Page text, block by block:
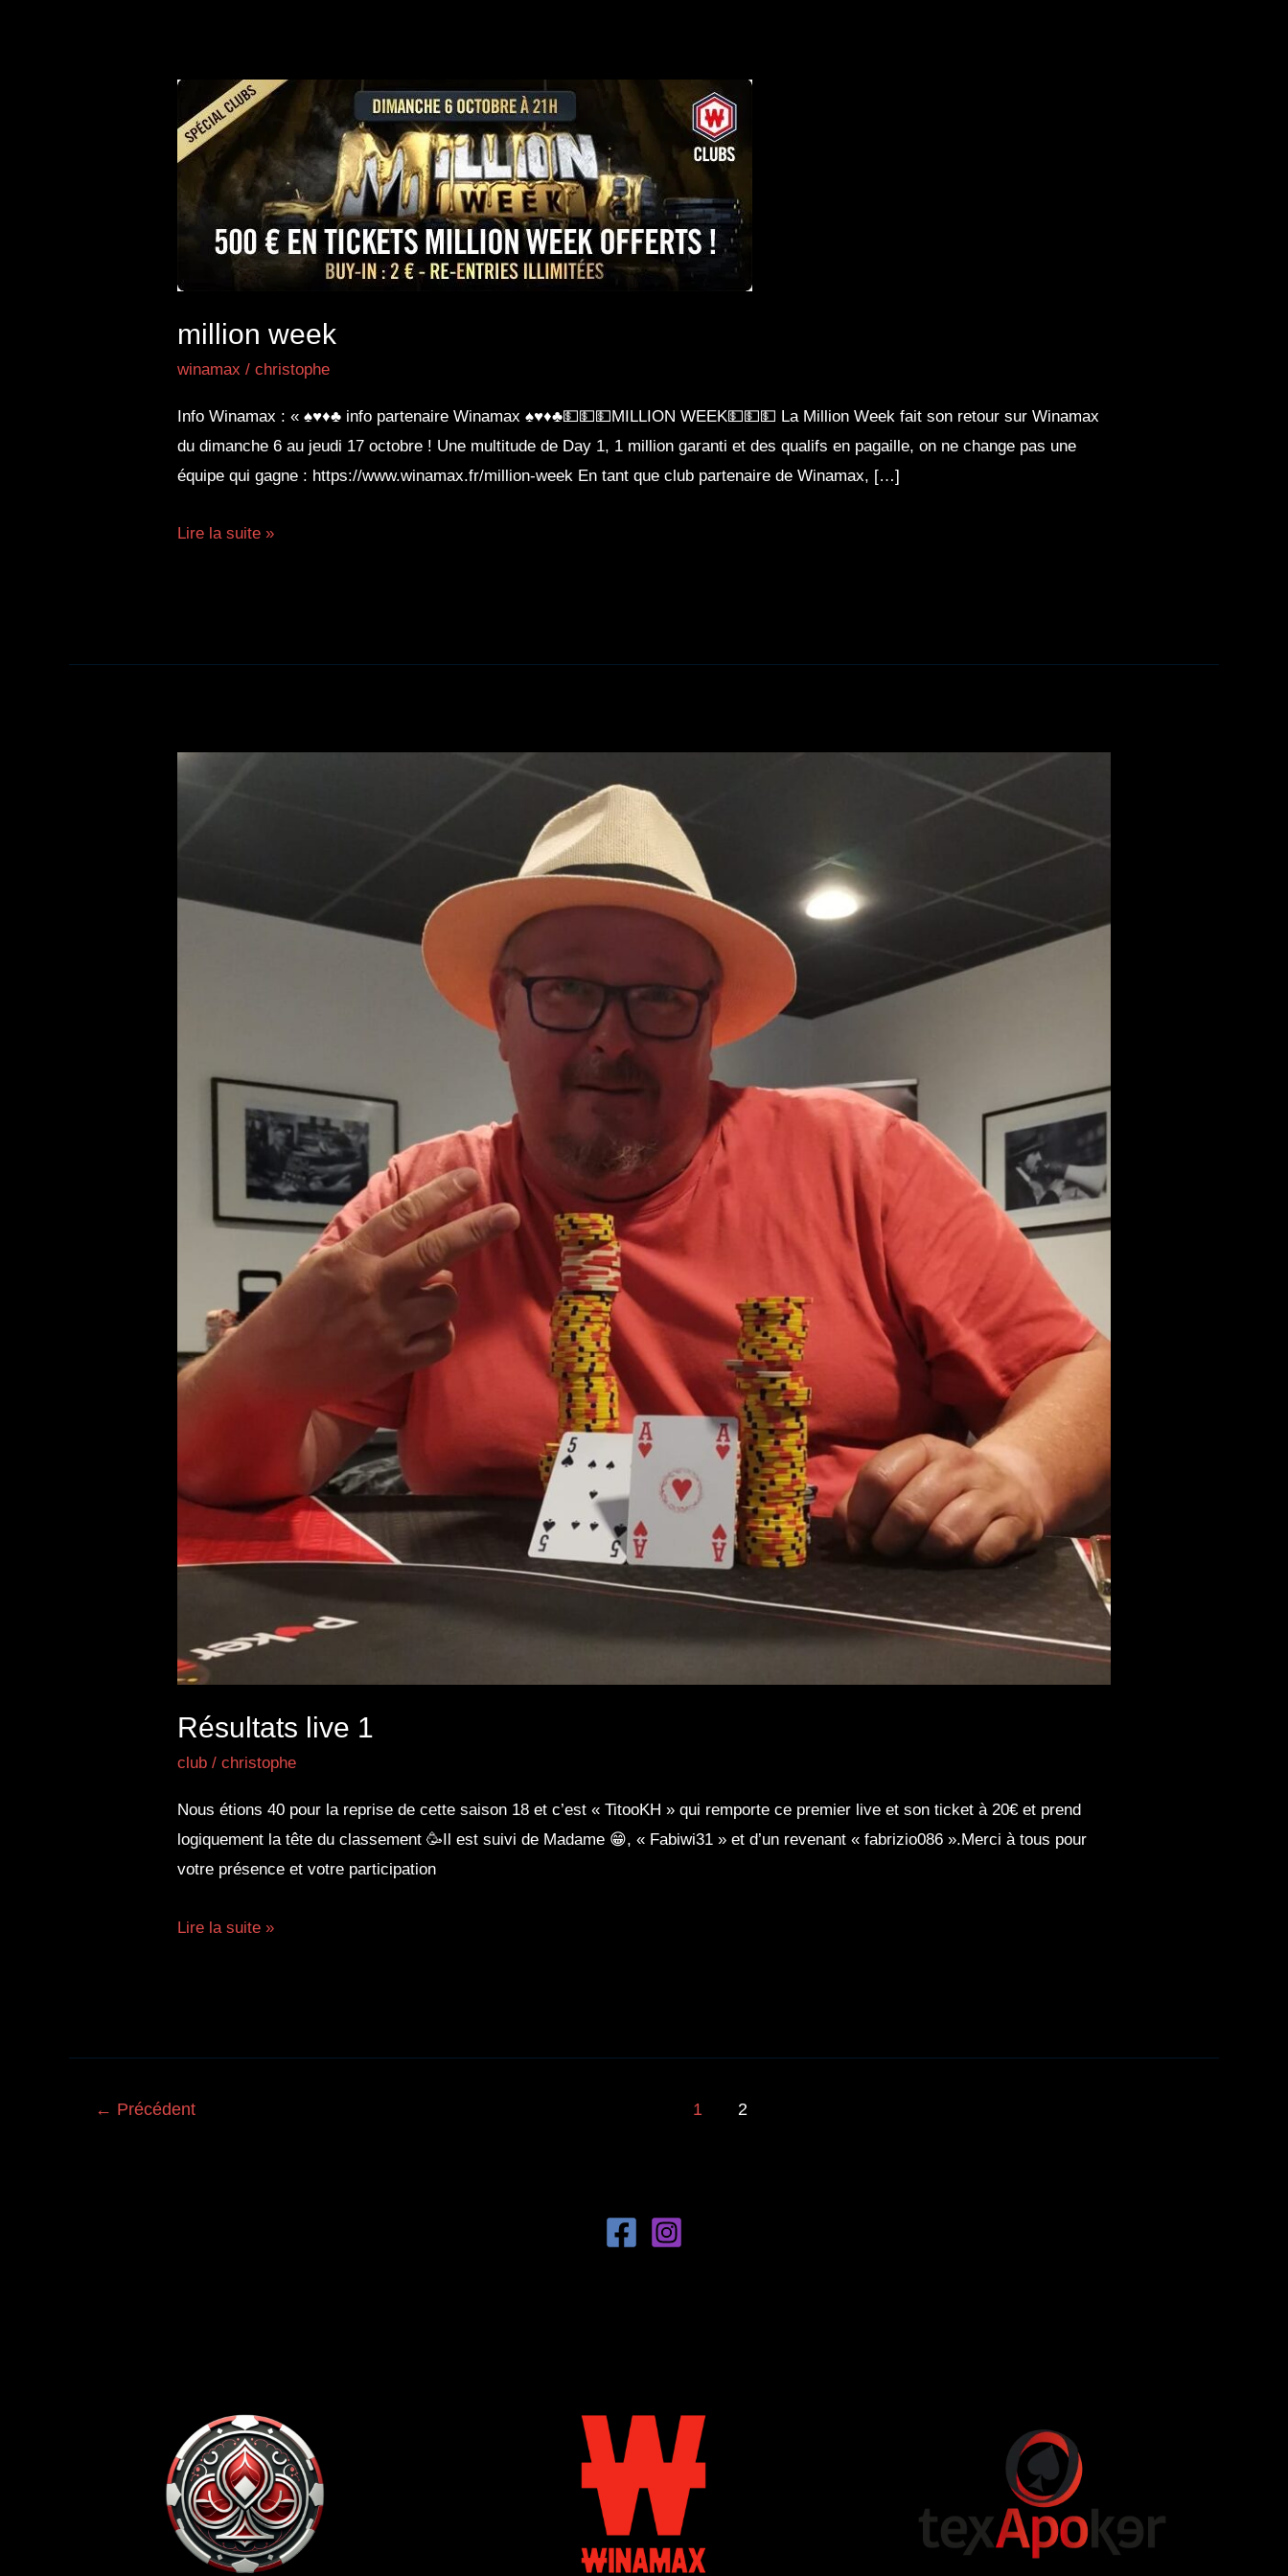
million week
winamax /christophe
Info Winamax : « ♠♥♦♣ info partenaire Winamax ♠♥♦♣💵💵💵MILLION WEEK💵💵💵 La Million Week fait son retour sur Winamax
du dimanche 6 au jeudi 17 octobre ! Une multitude de Day 1, 1 million garanti et des qualifs en pagaille, on ne change pas une
équipe qui gagne : https://www.winamax.fr/million-week En tant que club partenaire de Winamax, […]
million
Lire la suite »
Résultats live 1
club /christophe
Nous étions 40 pour la reprise de cette saison 18 et c’est « TitooKH » qui remporte ce premier live et son ticket à 20€ et prend
logiquement la tête du classement 🥳Il est suivi de Madame 😁, « Fabiwi31 » et d’un revenant « fabrizio086 ».Merci à tous pour
votre présence et votre participation
Résultats
Lire la suite »
Pagination
← Précédent 1 2